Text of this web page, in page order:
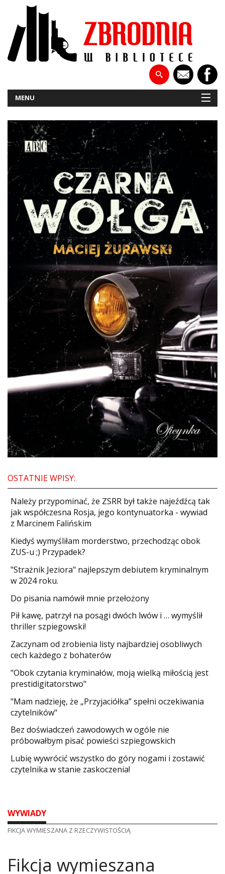
MENU
NOWOŚCI
PATRONATY
WYWIADY
RECENZJE
DO CZYTANIA
NA EKRANIE
KONTAKT
OSTATNIE WPISY:
Należy przypominać, że ZSRR był także najeźdźcą tak
jak współczesna Rosja, jego kontynuatorka - wywiad
z Marcinem Falińskim
Kiedyś wymyśliłam morderstwo, przechodząc obok
ZUS-u ;) Przypadek?
"Strażnik Jeziora" najlepszym debiutem kryminalnym
w 2024 roku.
Do pisania namówił mnie przełożony
​Pił kawę, patrzył na posągi dwóch lwów i … wymyślił
thriller szpiegowski!
Zaczynam od zrobienia listy najbardziej osobliwych
cech każdego z bohaterów
"Obok czytania kryminałów, moją wielką miłością jest
prestidigitatorstwo"
"Mam nadzieję, że „Przyjaciółka” spełni oczekiwania
czytelników"
Bez doświadczeń zawodowych w ogóle nie
próbowałbym pisać powieści szpiegowskich
​Lubię wywrócić wszystko do góry nogami i zostawić
czytelnika w stanie zaskoczenia!
WYWIADY
FIKCJA WYMIESZANA Z RZECZYWISTOŚCIĄ
Fikcja wymieszana